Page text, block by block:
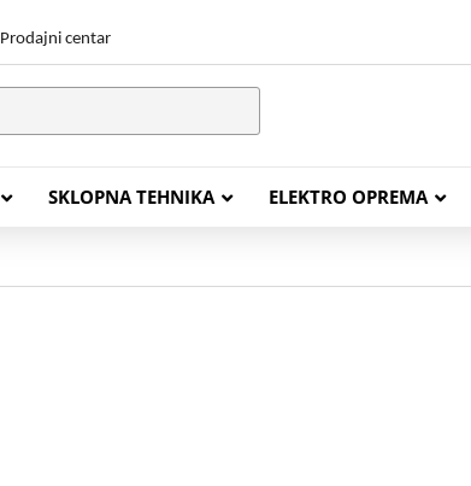
Prodajni centar
SKLOPNA TEHNIKA ELEKTRO OPREMA